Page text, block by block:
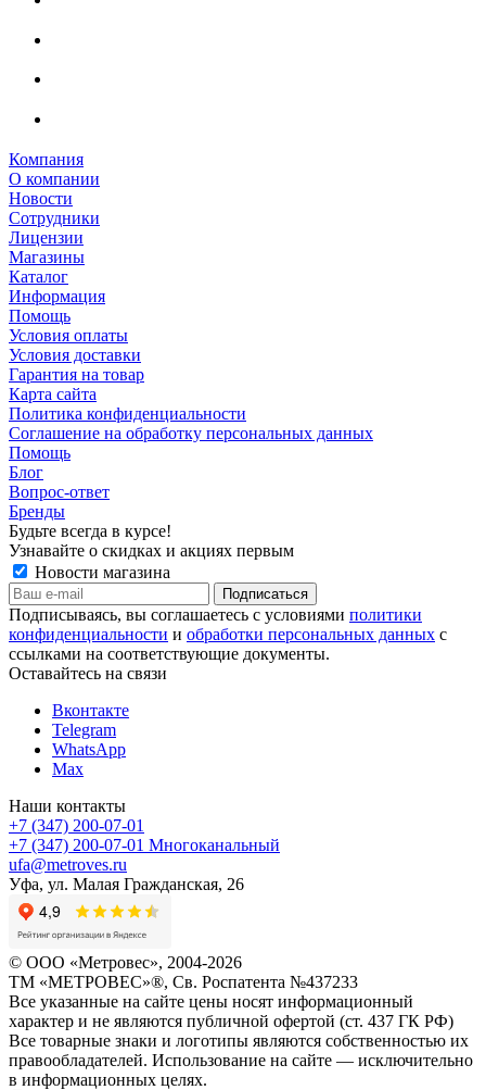
Компания
О компании
Новости
Сотрудники
Лицензии
Магазины
Каталог
Информация
Помощь
Условия оплаты
Условия доставки
Гарантия на товар
Карта сайта
Политика конфиденциальности
Соглашение на обработку персональных данных
Помощь
Блог
Вопрос-ответ
Бренды
Будьте всегда в курсе!
Узнавайте о скидках и акциях первым
Новости магазина
Подписываясь, вы соглашаетесь с условиями политики
конфиденциальности и обработки персональных данных с
ссылками на соответствующие документы.
Оставайтесь на связи
Вконтакте
Telegram
WhatsApp
Max
Наши контакты
+7 (347) 200-07-01
+7 (347) 200-07-01 Многоканальный
ufa@metroves.ru
Уфа, ул. Малая Гражданская, 26
© ООО «Метровес», 2004-2026
ТМ «МЕТРОВЕС»®, Св. Роспатента №4​3​7​2​3​3
Все указанные на сайте цены носят информационный
характер и не являются публичной офертой (ст. 437 ГК РФ)
Все товарные знаки и логотипы являются собственностью их
правообладателей. Использование на сайте — исключительно
в информационных целях.